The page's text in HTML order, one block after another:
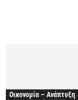
Οικονομία – Ανάπτυξη